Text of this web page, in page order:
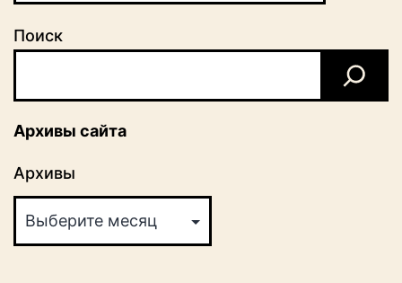
Поиск
Архивы сайта
Архивы